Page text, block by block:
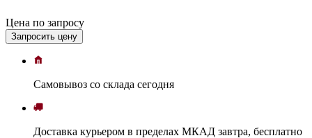
Цена по запросу
Запросить цену
Самовывоз со склада cегодня
Доставка курьером в пределах МКАД завтра, бесплатно